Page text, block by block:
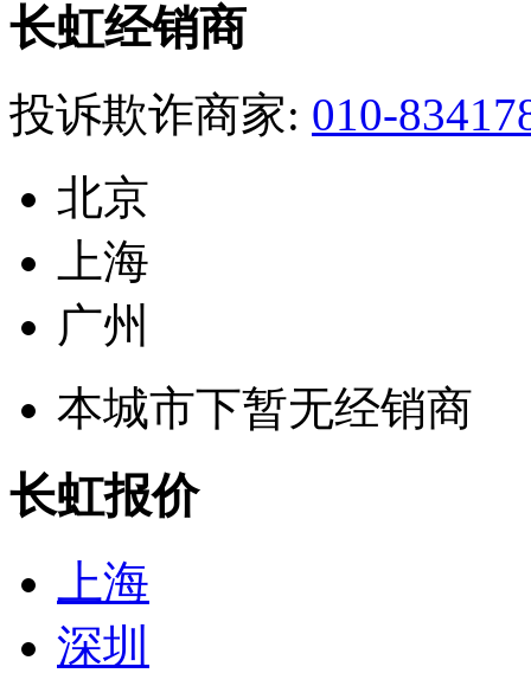
长虹经销商
投诉欺诈商家: 010-
北京
上海
广州
本城市下暂无经销商
长虹报价
上海
深圳